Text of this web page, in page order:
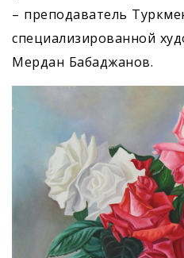
– преподаватель
специализированной
Мердан Бабаджанов.